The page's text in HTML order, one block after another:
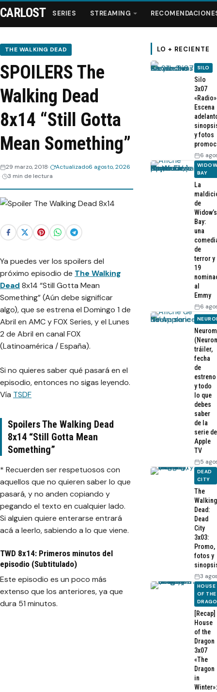
Series
Streaming
Recomendaciones
Webisodios
CARLOST SERIES STREAMING
THE WALKING DEAD
SPOILERS The
Walking Dead
8x14 “Still Gotta
Mean Something”
29 marzo, 2018 Actualizado6 agosto, 2026
3 min de lectura
Ya puedes ver los spoilers del
próximo episodio de The Walking
Dead 8x14 “Still Gotta Mean
Something” (Aún debe significar
algo), que se estrena el Domingo 1 de
Abril en AMC y FOX Series, y el Lunes
2 de Abril en canal FOX
(Latinoamérica / España).
Si no quieres saber qué pasará en el
episodio, entonces no sigas leyendo.
Vía TSDF
Spoilers The Walking Dead
8x14 “Still Gotta Mean
Something”
* Recuerden ser respetuosos con
aquellos que no quieren saber lo que
pasará, y no anden copiando y
pegando el texto en cualquier lado.
Si alguien quiere enterarse entrará
acá a leerlo, sabiendo a lo que viene.
TWD 8x14: Primeros minutos del
episodio (Subtitulado)
Este episodio es un poco más
extenso que los anteriores, ya que
dura 51 minutos.
LO + RECIENTE
SILO
Silo
3x07
Escena
y fotos
6
BAY
La
de
Widow’s
Bay:
una
de
terror y
19
al
Emmy
6
tráiler,
fecha
de
estreno
y todo
lo que
debes
saber
de la
serie de
Apple
TV
5
DEAD
CITY
The
Walking
Dead:
Dead
City
3x03:
Promo,
fotos y
3
HOUSE
OF THE
[Recap]
House
of the
Dragon
3x07
«The
Dragon
in
Winter»: